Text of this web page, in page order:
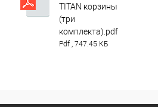
TITAN корзины
(три
комплекта).pdf
Pdf , 747.45 КБ